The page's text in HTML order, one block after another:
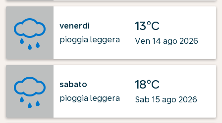
venerdì
pioggia leggera
13°C
Ven 14 ago 2026
sabato
pioggia leggera
18°C
Sab 15 ago 2026